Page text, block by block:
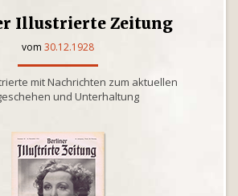
Illustrierte Zeitung
vom 30.12.1928
mit Nachrichten zum aktuellen
und Unterhaltung